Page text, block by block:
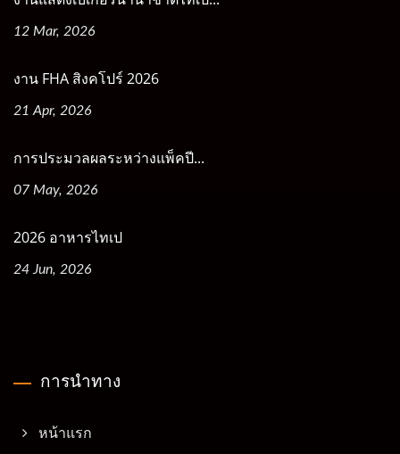
12 Mar, 2026
งาน FHA สิงคโปร์ 2026
21 Apr, 2026
การประมวลผลระหว่างแพ็คปี...
07 May, 2026
2026 อาหารไทเป
24 Jun, 2026
การนำทาง
หน้าแรก